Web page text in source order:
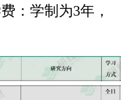
：学制为3年，